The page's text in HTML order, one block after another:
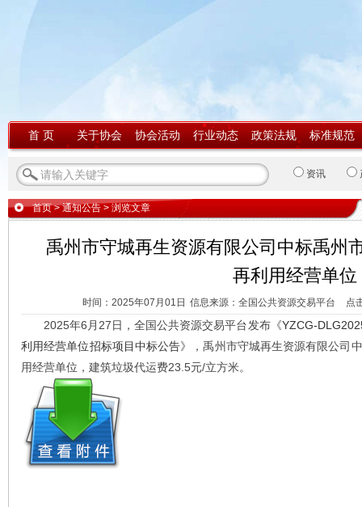
首 页 关于协会 协会活动 行业动态 政策法规 标准规范
资讯
首页>通知公告 > 浏览文章
禹州市守城再生资源有限公司中标禹州
再利用经营单位
时间：2025年07月01日 信息来源：全国公共资源交易平台 点
2025年6月27日，全国公共资源交易平台发布《YZCG-
利用经营单位招标项目中标公告》，禹州市守城再生资源有限公司
用经营单位，建筑垃圾代运费23.5元/立方米。